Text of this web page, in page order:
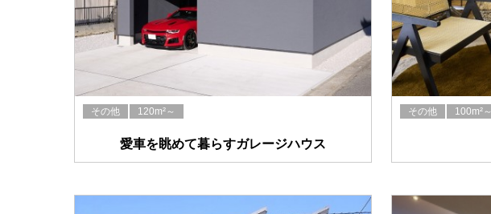
その他 120m²～
愛車を眺めて暮らすガレージハウス
その他 100m²～